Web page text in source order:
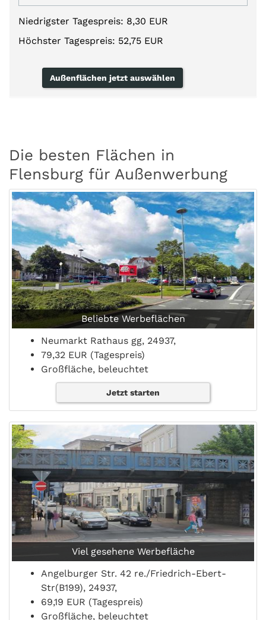
Niedrigster Tagespreis: 8,30 EUR
Höchster Tagespreis: 52,75 EUR
Außenflächen jetzt auswählen
Die besten Flächen in
Flensburg für Außenwerbung
Beliebte Werbeflächen
Neumarkt Rathaus gg, 24937,
79,32 EUR (Tagespreis)
Großfläche, beleuchtet
Jetzt starten
Viel gesehene Werbefläche
Angelburger Str. 42 re./Friedrich-Ebert-
Str(B199), 24937,
69,19 EUR (Tagespreis)
Großfläche, beleuchtet